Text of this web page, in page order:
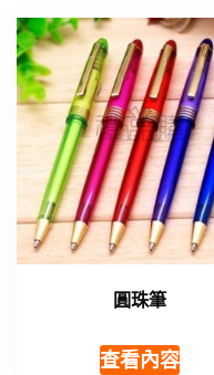
圓珠筆
查看內容